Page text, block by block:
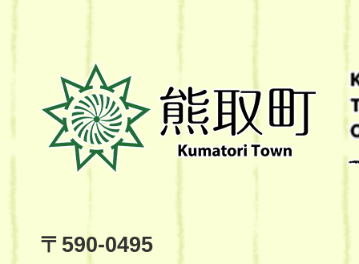
熊
取
町
Kumatori
Site
〒590-0495